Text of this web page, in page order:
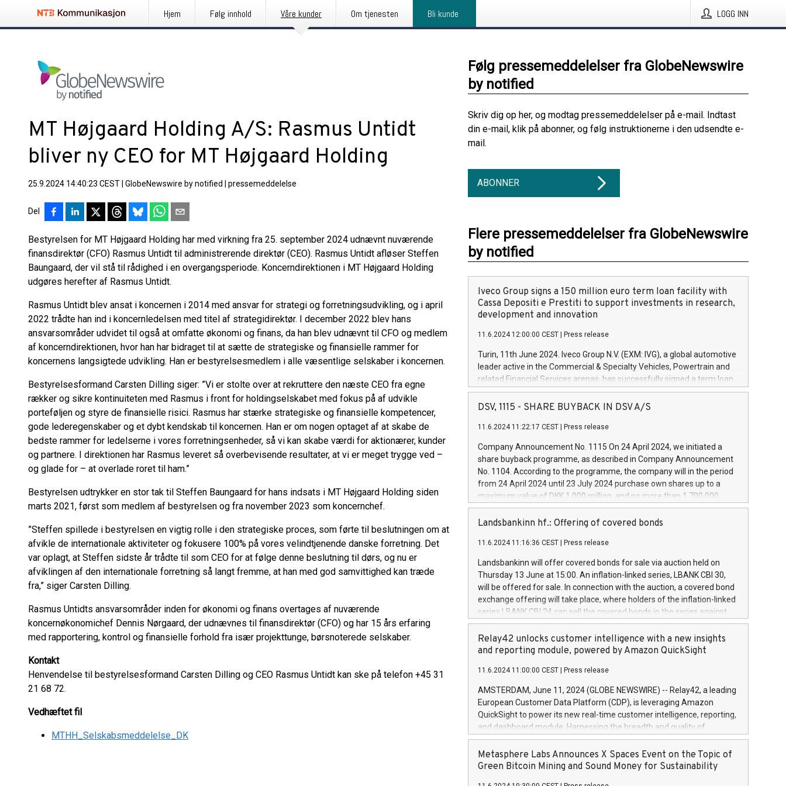
Hjem Følg innhold Våre kunder Om tjenesten Bli kunde LOGG INN
MT Højgaard Holding A/S: Rasmus Untidt
bliver ny CEO for MT Højgaard Holding
25.9.2024 14:40:23 CEST GlobeNewswire by notified pressemeddelelse
Del
Bestyrelsen for MT Højgaard Holding har med virkning fra 25. september 2024 udnævnt nuværende
finansdirektør (CFO) Rasmus Untidt til administrerende direktør (CEO). Rasmus Untidt afløser Steffen
Baungaard, der vil stå til rådighed i en overgangsperiode. Koncerndirektionen i MT Højgaard Holding
udgøres herefter af Rasmus Untidt.
Rasmus Untidt blev ansat i koncernen i 2014 med ansvar for strategi og forretningsudvikling, og i april
2022 trådte han ind i koncernledelsen med titel af strategidirektør. I december 2022 blev hans
ansvarsområder udvidet til også at omfatte økonomi og finans, da han blev udnævnt til CFO og medlem
af koncerndirektionen, hvor han har bidraget til at sætte de strategiske og finansielle rammer for
koncernens langsigtede udvikling. Han er bestyrelsesmedlem i alle væsentlige selskaber i koncernen.
Bestyrelsesformand Carsten Dilling siger: ”Vi er stolte over at rekruttere den næste CEO fra egne
rækker og sikre kontinuiteten med Rasmus i front for holdingselskabet med fokus på af udvikle
porteføljen og styre de finansielle risici. Rasmus har stærke strategiske og finansielle kompetencer,
gode lederegenskaber og et dybt kendskab til koncernen. Han er om nogen optaget af at skabe de
bedste rammer for ledelserne i vores forretningsenheder, så vi kan skabe værdi for aktionærer, kunder
og partnere. I direktionen har Rasmus leveret så overbevisende resultater, at vi er meget trygge ved –
og glade for – at overlade roret til ham.”
Bestyrelsen udtrykker en stor tak til Steffen Baungaard for hans indsats i MT Højgaard Holding siden
marts 2021, først som medlem af bestyrelsen og fra november 2023 som koncernchef.
”Steffen spillede i bestyrelsen en vigtig rolle i den strategiske proces, som førte til beslutningen om at
afvikle de internationale aktiviteter og fokusere 100% på vores velindtjenende danske forretning. Det
var oplagt, at Steffen sidste år trådte til som CEO for at følge denne beslutning til dørs, og nu er
afviklingen af den internationale forretning så langt fremme, at han med god samvittighed kan træde
fra,” siger Carsten Dilling.
Rasmus Untidts ansvarsområder inden for økonomi og finans overtages af nuværende
koncernøkonomichef Dennis Nørgaard, der udnævnes til finansdirektør (CFO) og har 15 års erfaring
med rapportering, kontrol og finansielle forhold fra især projekttunge, børsnoterede selskaber.
Kontakt
Henvendelse til bestyrelsesformand Carsten Dilling og CEO Rasmus Untidt kan ske på telefon +45 31
21 68 72.
Vedhæftet fil
MTHH_Selskabsmeddelelse_DK
Følg pressemeddelelser fra GlobeNewswire
by notified
Skriv dig op her, og modtag pressemeddelelser på e-mail. Indtast
din e-mail, klik på abonner, og følg instruktionerne i den udsendte e-
mail.
ABONNER
Flere pressemeddelelser fra GlobeNewswire
by notified
Iveco Group signs a 150 million euro term loan facility with
Cassa Depositi e Prestiti to support investments in research,
development and innovation
11.6.2024 12:00:00 CEST Press release
Turin, 11th June 2024. Iveco Group N.V. (EXM: IVG), a global automotive
leader active in the Commercial & Specialty Vehicles, Powertrain and
related Financial Services arenas, has successfully signed a term loan
facility of 150 million euros with Cassa Depositi e Prestiti (CDP), for the
creation of new projects in Italy dedicated to research, development
Iveco Group will develop innovative technologies and architectures in
autonomous driving, digitalisation and vehicle connectivity aimed at
increasing efficiency, safety, driving comfort and productivity. The
financed investments, which will have a 5-year amortising profile, will
be made by Iveco Group in Italy by the end of 2025. Iveco Group N.V.
(EXM: IVG) is the home of unique people and brands that power your
brands are each a
DSV, 1115 - SHARE BUYBACK IN DSV A/S
11.6.2024 11:22:17 CEST Press release
Company Announcement No. 1115 On 24 April 2024, we initiated a
share buyback programme, as described in Company Announcement
No. 1104. According to the programme, the company will in the period
from 24 April 2024 until 23 July 2024 purchase own shares up to a
maximum value of DKK 1,000 million, and no more than 1,700,000
shares, corresponding to 0.79% of the share capital at
commencement of the programme. The programme has been
European Parliament and Council of 16 April 2014 (“MAR”) (save for
the rules on share buyback programmes set out in MAR article 5) and
the Commission Delegated Regulation (EU) 2016/1052, also referred
to as the Safe Harbour rules. Trading dayNumber of shares bought
backAverage transaction priceAmount DKKAccumulated trading for
days 1-25478,1001,023.01489,100,86026:3 June
20247,0001,050.597,354,13027:4 June
June20243,0001,096.273,288,81029:7 June
20244,0001,106.174,424,68
Landsbankinn hf.: Offering of covered bonds
11.6.2024 11:16:36 CEST Press release
Landsbankinn will offer covered bonds for sale via auction held on
Thursday 13 June at 15:00. An inflation-linked series, LBANK CBI 30,
will be offered for sale. In connection with the auction, a covered bond
exchange offering will take place, where holders of the inflation-linked
series LBANK CBI 24 can sell the covered bonds in the series against
covered bonds bought in the above-mentioned auction. The clean
price of the bonds is predefined at 99,594. Expected settlement date is
20 June 2024. Covered bonds issued by Landsbankinn are rated A+
Markets will manage the auction. For further information, please call
+354 410 7330 or email verdbrefamidlun@landsbankinn.is.
Relay42 unlocks customer intelligence with a new insights
and reporting module, powered by Amazon QuickSight
11.6.2024 11:00:00 CEST Press release
AMSTERDAM, June 11, 2024 (GLOBE NEWSWIRE) -- Relay42, a leading
European Customer Data Platform (CDP), is leveraging Amazon
QuickSight to power its new real-time customer intelligence, reporting,
and dashboard module. Harnessing the breadth and quality of
customer data, the new Insights module empowers marketing teams
to dive deep into customer behaviors and gain invaluable insights into
the performance of their marketing programs across all online, offline,
Metasphere Labs Announces X Spaces Event on the Topic of
Green Bitcoin Mining and Sound Money for Sustainability